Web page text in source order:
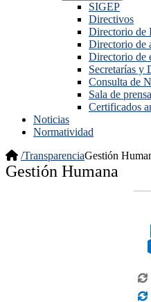
SIGEP
Directivos
Directorio de
Directorio de
Directorio de
Secretarías y
Consulta de
Sala de prensa
Certificados
Noticias
Normatividad
/TransparenciaGestión
Gestión Humana